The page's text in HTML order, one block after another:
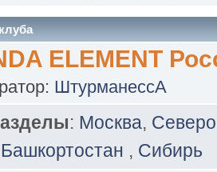
ELEMENT
ШтурманессА
: Москва,
Башкортостан , Сибирь